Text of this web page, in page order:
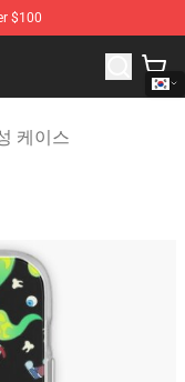
$100
Merchandise Shop
케이스